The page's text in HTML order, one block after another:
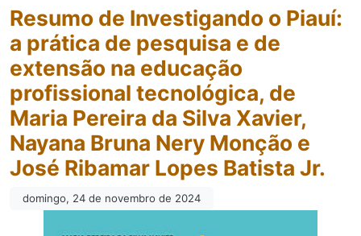
Resumo de Investigando o Piauí:
a prática de pesquisa e de
extensão na educação
profissional tecnológica, de
Maria Pereira da Silva Xavier,
Nayana Bruna Nery Monção e
José Ribamar Lopes Batista Jr.
domingo, 24 de novembro de 2024